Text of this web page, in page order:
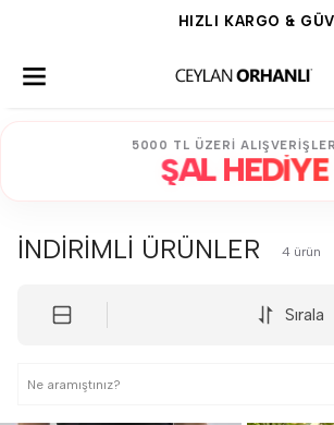
HIZLI KARGO & GÜVENLİ
5000 TL ÜZERİ
ŞAL HEDİYE
İNDİRİMLİ ÜRÜNLER 4 ürün
Sırala